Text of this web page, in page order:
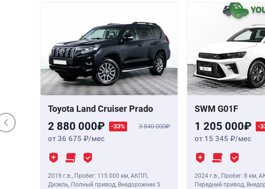
Toyota Land Cruiser Prado
2 880 000 -33% 3 840 000
от 36 675 /мес
2019 г.в., Пробег: 115 000 км, АКПП,
Дизель, Полный привод, Внедорожник 5
SWM G01F
1 205 000 -
от 15 345 /мес
2024 г.в., Пробег: 8 км,
Передний привод,